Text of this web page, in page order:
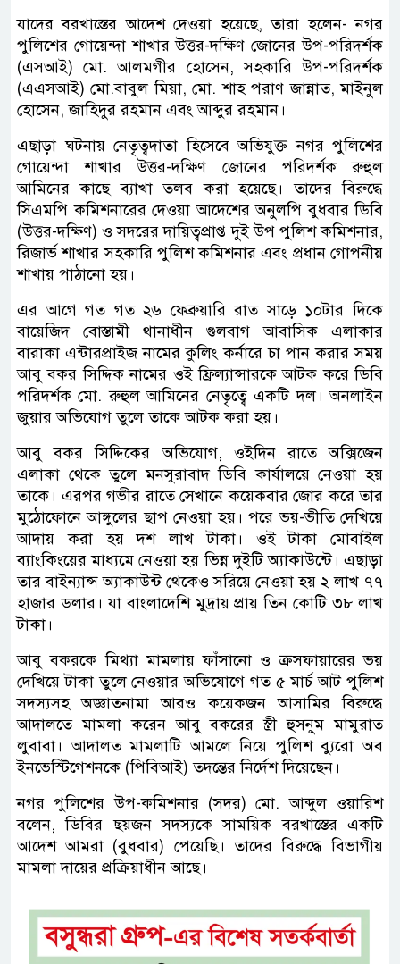
যাদের বরখাস্তের আদেশ দেওয়া হয়েছে, তারা হলেন- নগর
পুলিশের গোয়েন্দা শাখার উত্তর-দক্ষিণ জোনের উপ-পরিদর্শক
(এসআই) মো. আলমগীর হোসেন, সহকারি উপ-পরিদর্শক
(এএসআই) মো.বাবুল মিয়া, মো. শাহ পরাণ জান্নাত, মাইনুল
হোসেন, জাহিদুর রহমান এবং আব্দুর রহমান।
এছাড়া ঘটনায় নেতৃত্বদাতা হিসেবে অভিযুক্ত নগর পুলিশের
গোয়েন্দা শাখার উত্তর-দক্ষিণ জোনের পরিদর্শক রুহুল
আমিনের কাছে ব্যাখা তলব করা হয়েছে। তাদের বিরুদ্ধে
সিএমপি কমিশনারের দেওয়া আদেশের অনুলপি বুধবার ডিবি
(উত্তর-দক্ষিণ) ও সদরের দায়িত্বপ্রাপ্ত দুই উপ পুলিশ কমিশনার,
রিজার্ভ শাখার সহকারি পুলিশ কমিশনার এবং প্রধান গোপনীয়
শাখায় পাঠানো হয়।
এর আগে গত গত ২৬ ফেব্রুয়ারি রাত সাড়ে ১০টার দিকে
বায়েজিদ বোস্তামী থানাধীন গুলবাগ আবাসিক এলাকার
বারাকা এন্টারপ্রাইজ নামের কুলিং কর্নারে চা পান করার সময়
আবু বকর সিদ্দিক নামের ওই ফ্রিল্যান্সারকে আটক করে ডিবি
পরিদর্শক মো. রুহুল আমিনের নেতৃত্বে একটি দল। অনলাইন
জুয়ার অভিযোগ তুলে তাকে আটক করা হয়।
আবু বকর সিদ্দিকের অভিযোগ, ওইদিন রাতে অক্সিজেন
এলাকা থেকে তুলে মনসুরাবাদ ডিবি কার্যালয়ে নেওয়া হয়
তাকে। এরপর গভীর রাতে সেখানে কয়েকবার জোর করে তার
মুঠোফোনে আঙ্গুলের ছাপ নেওয়া হয়। পরে ভয়-ভীতি দেখিয়ে
আদায় করা হয় দশ লাখ টাকা। ওই টাকা মোবাইল
ব্যাংকিংয়ের মাধ্যমে নেওয়া হয় ভিন্ন দুইটি অ্যাকাউন্টে। এছাড়া
তার বাইন্যান্স অ্যাকাউন্ট থেকেও সরিয়ে নেওয়া হয় ২ লাখ ৭৭
হাজার ডলার। যা বাংলাদেশি মুদ্রায় প্রায় তিন কোটি ৩৮ লাখ
টাকা।
আবু বকরকে মিথ্যা মামলায় ফাঁসানো ও ক্রসফায়ারের ভয়
দেখিয়ে টাকা তুলে নেওয়ার অভিযোগে গত ৫ মার্চ আট পুলিশ
সদস্যসহ অজ্ঞাতনামা আরও কয়েকজন আসামির বিরুদ্ধে
আদালতে মামলা করেন আবু বকরের স্ত্রী হুসনুম মামুরাত
লুবাবা। আদালত মামলাটি আমলে নিয়ে পুলিশ ব্যুরো অব
ইনভেস্টিগেশনকে (পিবিআই) তদন্তের নির্দেশ দিয়েছেন।
নগর পুলিশের উপ-কমিশনার (সদর) মো. আব্দুল ওয়ারিশ
বলেন, ডিবির ছয়জন সদস্যকে সাময়িক বরখাস্তের একটি
আদেশ আমরা (বুধবার) পেয়েছি। তাদের বিরুদ্ধে বিভাগীয়
মামলা দায়ের প্রক্রিয়াধীন আছে।